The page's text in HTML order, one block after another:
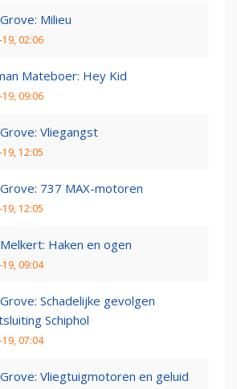
Milieu
02:06
Mateboer: Hey Kid
09:06
Vliegangst
12:05
737 MAX-motoren
12:05
Haken en ogen
09:04
Schadelijke gevolgen
Schiphol
07:04
Vliegtuigmotoren en geluid